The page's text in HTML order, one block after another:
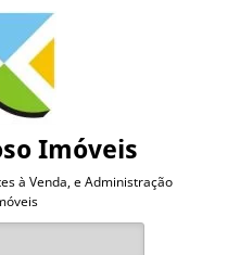
Imóveis
à Venda, e Administração